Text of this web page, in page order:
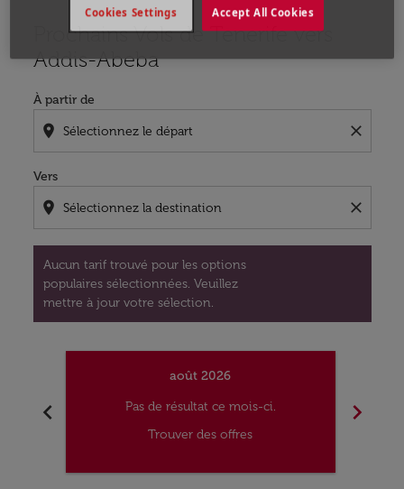
Prochains Vols de Tenerife vers
Addis-Abeba
À partir de
location_on close
Vers
location_on close
Aucun tarif trouvé pour les options
populaires sélectionnées. Veuillez
mettre à jour votre sélection.
Aucun tarif trouvé pour les options populaires
chevron_left
août 2026
Pas de résultat ce mois-ci.
Trouver des offres
chevron_right
Accept All Cookies
Cookies Settings